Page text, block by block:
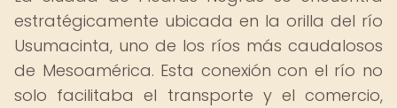
estratégicamente ubicada en la orilla del río
Usumacinta, uno de los ríos más caudalosos
de Mesoamérica. Esta conexión con el río no
solo facilitaba el transporte y el comercio,